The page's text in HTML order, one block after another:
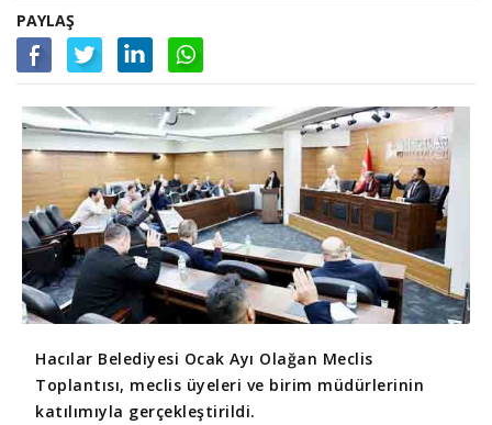
PAYLAŞ
Hacılar Belediyesi Ocak Ayı Olağan Meclis
Toplantısı, meclis üyeleri ve birim müdürlerinin
katılımıyla gerçekleştirildi.